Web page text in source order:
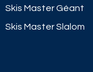
Skis Master Géant
Skis Master Slalom